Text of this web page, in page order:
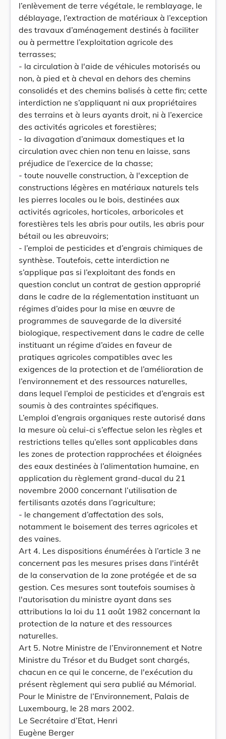
l’enlèvement de terre végétale, le remblayage, le
déblayage, l’extraction de matériaux à l’exception
des travaux d’aménagement destinés à faciliter
ou à permettre l’exploitation agricole des
terrasses;
- la circulation à l'aide de véhicules motorisés ou
non, à pied et à cheval en dehors des chemins
consolidés et des chemins balisés à cette fin; cette
interdiction ne s’appliquant ni aux propriétaires
des terrains et à leurs ayants droit, ni à l’exercice
des activités agricoles et forestières;
- la divagation d’animaux domestiques et la
circulation avec chien non tenu en laisse, sans
préjudice de l’exercice de la chasse;
- toute nouvelle construction, à l'exception de
constructions légères en matériaux naturels tels
les pierres locales ou le bois, destinées aux
activités agricoles, horticoles, arboricoles et
forestières tels les abris pour outils, les abris pour
bétail ou les abreuvoirs;
- l’emploi de pesticides et d’engrais chimiques de
synthèse. Toutefois, cette interdiction ne
s’applique pas si l’exploitant des fonds en
question conclut un contrat de gestion approprié
dans le cadre de la réglementation instituant un
régimes d’aides pour la mise en œuvre de
programmes de sauvegarde de la diversité
biologique, respectivement dans le cadre de celle
instituant un régime d’aides en faveur de
pratiques agricoles compatibles avec les
exigences de la protection et de l’amélioration de
l’environnement et des ressources naturelles,
dans lequel l’emploi de pesticides et d’engrais est
soumis à des contraintes spécifiques.
L’emploi d’engrais organiques reste autorisé dans
la mesure où celui-ci s’effectue selon les règles et
restrictions telles qu’elles sont applicables dans
les zones de protection rapprochées et éloignées
des eaux destinées à l’alimentation humaine, en
application du règlement grand-ducal du 21
novembre 2000 concernant l’utilisation de
fertilisants azotés dans l’agriculture;
- le changement d’affectation des sols,
notamment le boisement des terres agricoles et
des vaines.
Art 4. Les dispositions énumérées à l’article 3 ne
concernent pas les mesures prises dans l'intérêt
de la conservation de la zone protégée et de sa
gestion. Ces mesures sont toutefois soumises à
l'autorisation du ministre ayant dans ses
attributions la loi du 11 août 1982 concernant la
protection de la nature et des ressources
naturelles.
Art 5. Notre Ministre de l’Environnement et Notre
Ministre du Trésor et du Budget sont chargés,
chacun en ce qui le concerne, de l'exécution du
présent règlement qui sera publié au Mémorial.
Pour le Ministre de l’Environnement, Palais de
Luxembourg, le 28 mars 2002.
Le Secrétaire d’Etat, Henri
Eugène Berger